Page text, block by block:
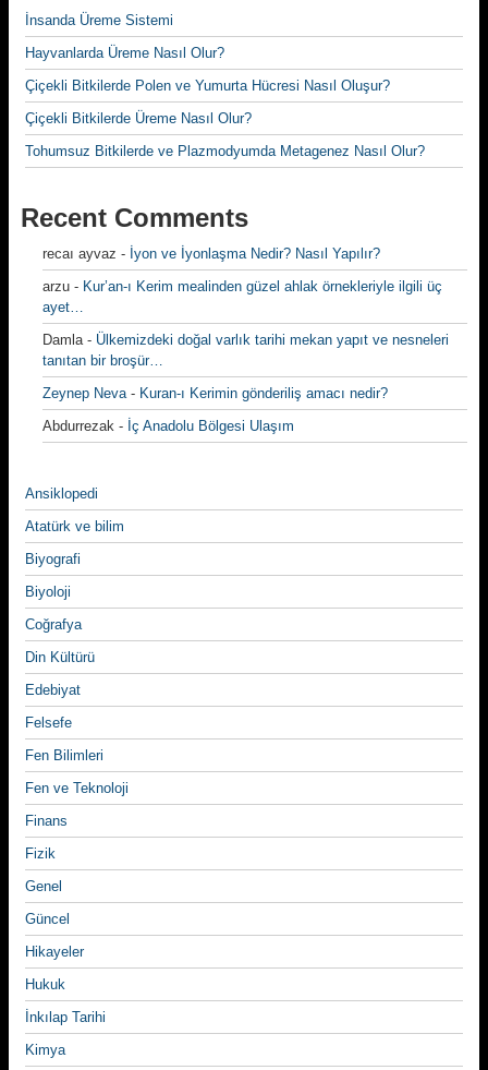
İnsanda Üreme Sistemi
Hayvanlarda Üreme Nasıl Olur?
Çiçekli Bitkilerde Polen ve Yumurta Hücresi Nasıl Oluşur?
Çiçekli Bitkilerde Üreme Nasıl Olur?
Tohumsuz Bitkilerde ve Plazmodyumda Metagenez Nasıl Olur?
Recent Comments
recaı ayvaz - İyon ve İyonlaşma Nedir? Nasıl Yapılır?
arzu - Kur’an-ı Kerim mealinden güzel ahlak örnekleriyle ilgili üç
ayet…
Damla- Ülkemizdeki doğal varlık tarihi mekan yapıt ve nesneleri
tanıtan bir broşür…
Zeynep Neva- Kuran-ı Kerimin gönderiliş amacı nedir?
Abdurrezak - İç Anadolu Bölgesi Ulaşım
Ansiklopedi
Atatürk ve bilim
Biyografi
Biyoloji
Coğrafya
Din Kültürü
Edebiyat
Felsefe
Fen Bilimleri
Fen ve Teknoloji
Finans
Fizik
Genel
Güncel
Hikayeler
Hukuk
İnkılap Tarihi
Kimya